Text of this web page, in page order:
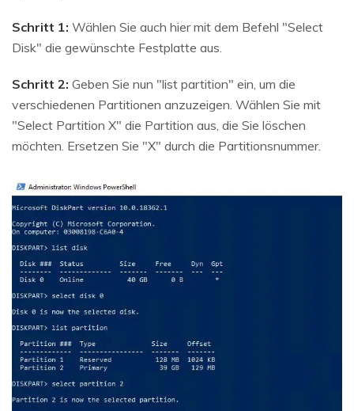
Schritt 1: Wählen Sie auch hier mit dem Befehl "Select
Disk" die gewünschte Festplatte aus.
Schritt 2: Geben Sie nun "list partition" ein, um die
verschiedenen Partitionen anzuzeigen. Wählen Sie mit
"Select Partition X" die Partition aus, die Sie löschen
möchten. Ersetzen Sie "X" durch die Partitionsnummer.